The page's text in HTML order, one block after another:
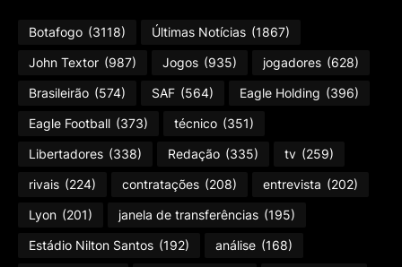
Botafogo (3118) Últimas Notícias (1867)
John Textor (987) Jogos (935) jogadores (628)
Brasileirão (574) SAF (564) Eagle Holding (396)
Eagle Football (373) técnico (351)
Libertadores (338) Redação (335) tv (259)
rivais (224) contratações (208) entrevista (202)
Lyon (201) janela de transferências (195)
Estádio Nilton Santos (192) análise (168)